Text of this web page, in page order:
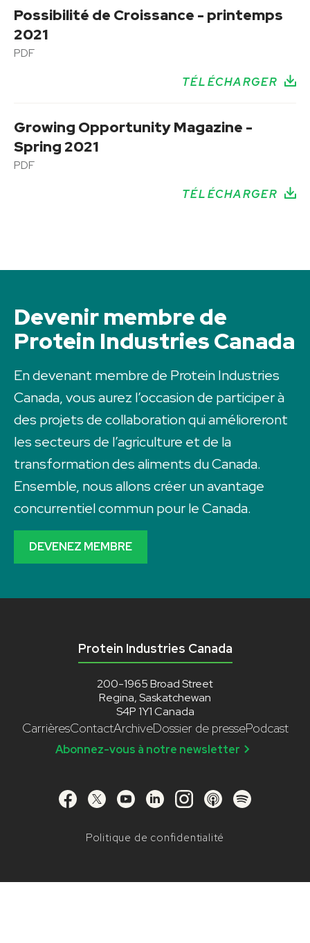
Possibilité de Croissance - printemps
2021
PDF
TÉLÉCHARGER
Growing Opportunity Magazine -
Spring 2021
PDF
TÉLÉCHARGER
Devenir membre de
Protein Industries Canada
En devenant membre de Protein Industries
Canada, vous aurez l’occasion de participer à
des projets de collaboration qui amélioreront
les secteurs de l’agriculture et de la
transformation des aliments du Canada.
Ensemble, nous allons créer un avantage
concurrentiel commun pour le Canada.
DEVENEZ MEMBRE
Protein Industries Canada
200-1965 Broad Street
Regina, Saskatchewan
S4P 1Y1 Canada
CarrièresContactArchiveDossier de pressePodcast
Abonnez-vous à notre newsletter
Politique de confidentialité